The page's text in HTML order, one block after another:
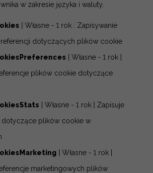
w zakresie języka i waluty.
| Własne - 1 rok : Zapisywanie
dotyczących plików cookie
| Własne - 1 rok |
plików cookie dotyczące
| Własne - 1 rok | Zapisuje
dotyczące plików cookie w
| Własne - 1 rok |
marketingowych plików